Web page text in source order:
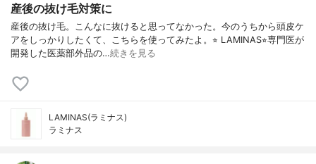
産後の抜け毛対策に
産後の抜け毛。こんなに抜けると思ってなかった。今のうちから頭皮ケ
アをしっかりしたくて、こちらを使ってみたよ。⭐︎ LAMINAS⭐︎専門医が
開発した医薬部外品の…続きを見る
LAMINAS(ラミナス)
ラミナス